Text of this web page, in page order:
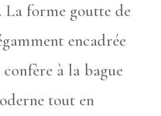
La forme goutte de
encadrée
à la bague
tout en